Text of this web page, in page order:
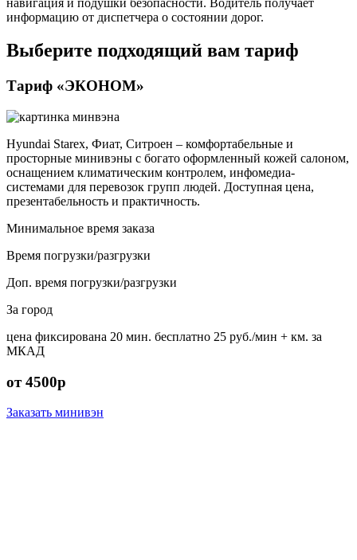
информацию от диспетчера о состоянии дорог.
Выберите подходящий вам тариф
Тариф «ЭКОНОМ»
Hyundai Starex, Фиат, Ситроен – комфортабельные и
просторные минивэны с богато оформленный кожей салоном,
оснащением климатическим контролем, инфомедиа-
системами для перевозок групп людей. Доступная цена,
презентабельность и практичность.
Минимальное время заказа
Время погрузки/разгрузки
Доп. время погрузки/разгрузки
За город
цена фиксирована 20 мин. бесплатно 25 руб./мин + км. за
МКАД
от 4500р
Заказать минивэн